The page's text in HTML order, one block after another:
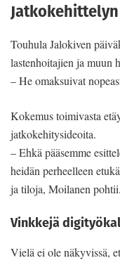
Touhula Jalokiven
lastenhoitajien ja muun
– He omaksuivat
Kokemus toimivasta
jatkokehitysideoita.
– Ehkä pääsemme
heidän perheelleen
ja tiloja, Moilanen pohtii.
Vinkkejä
Vielä ei ole näkyvissä,